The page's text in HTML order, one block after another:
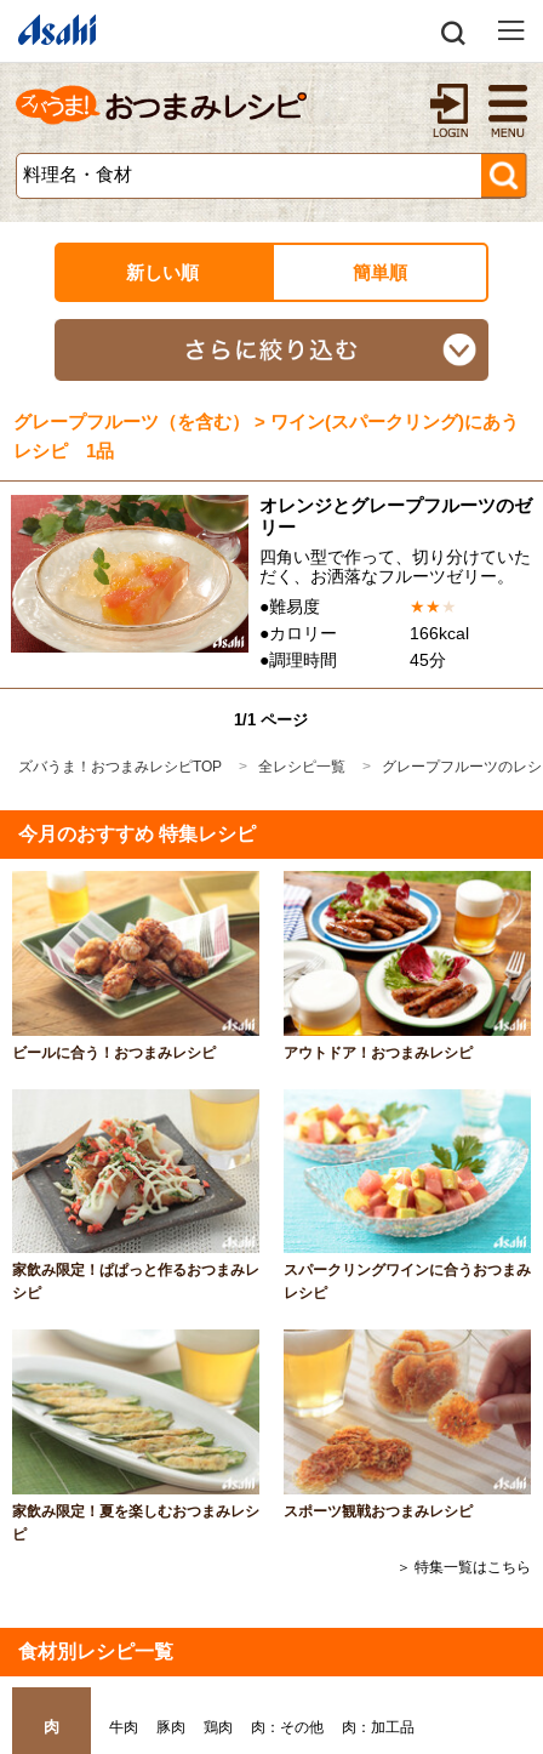
新しい順 簡単順
グレープフルーツ（を含む） > ワイン(スパークリング)にあう
レシピ 1品
オレンジとグレープフルーツのゼ
リー
四角い型で作って、切り分けていた
だく、お洒落なフルーツゼリー。
●難易度
★★★
●カロリー
166kcal
●調理時間
45分
1/1 ページ
ズバうま！おつまみレシピTOP 全レシピ一覧 グレープフルーツのレ
今月のおすすめ 特集レシピ
ビールに合う！おつまみレシピ アウトドア！おつまみレシピ
家飲み限定！ぱぱっと作るおつまみレ
シピ
スパークリングワインに合うおつまみ
レシピ
家飲み限定！夏を楽しむおつまみレシ
ピ
スポーツ観戦おつまみレシピ
＞ 特集一覧はこちら
食材別レシピ一覧
肉 牛肉 豚肉 鶏肉 肉：その他 肉：加工品